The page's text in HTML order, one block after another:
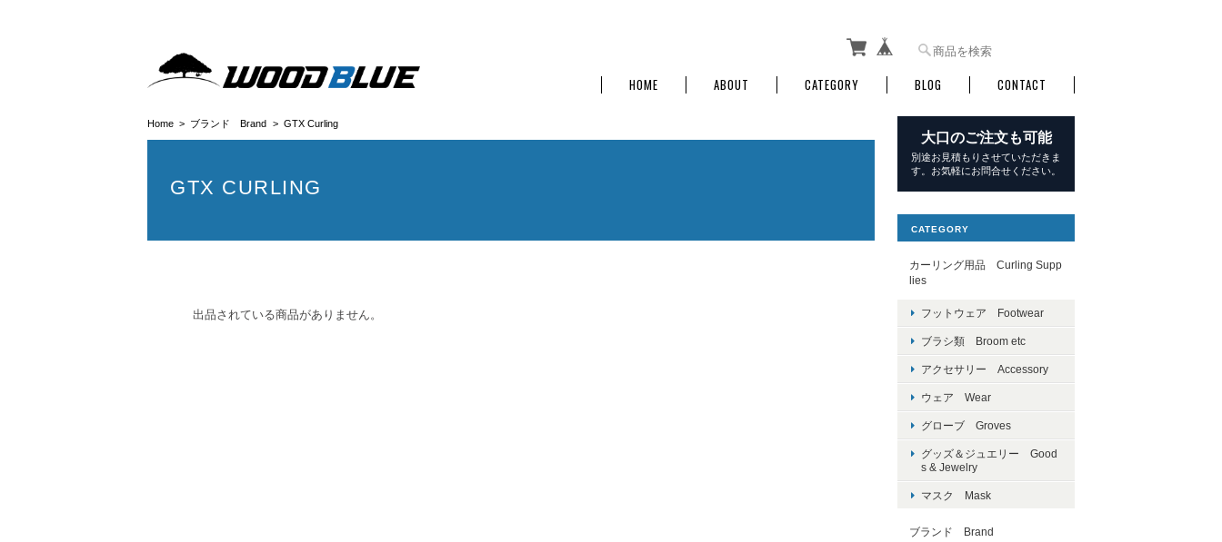
HOME ABOUT CATEGORY BLOG CONTACT
Home ブランド Brand GTX Curling
GTX CURLING
出品されている商品がありません。
大口のご注文も可能
別途お見積もりさせていただきま
す。お気軽にお問合せください。
CATEGORY
カーリング用品 Curling Supp
lies
フットウェア Footwear
ブラシ類 Broom etc
アクセサリー Accessory
ウェア Wear
グローブ Groves
グッズ＆ジュエリー Good
s & Jewelry
マスク Mask
ブランド Brand